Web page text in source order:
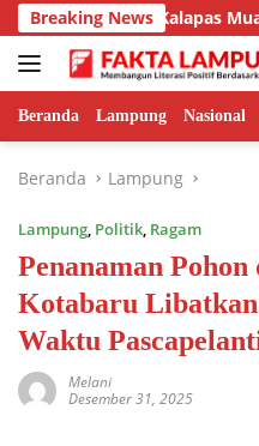
Langsung
ke
konten
Breaking News
Kalapas Muara
Beranda Lampung Nasional
Beranda Lampung
Lampung, Politik, Ragam
Penanaman
Kotabaru
Waktu
Melani
Desember 31, 2025